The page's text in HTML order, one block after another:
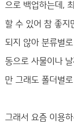
으로 백업하는데,
할 수 있어 참 좋지
되지 않아 분류별
동으로 사물이나
만 그래도 폴더별
그래서 요즘 이용